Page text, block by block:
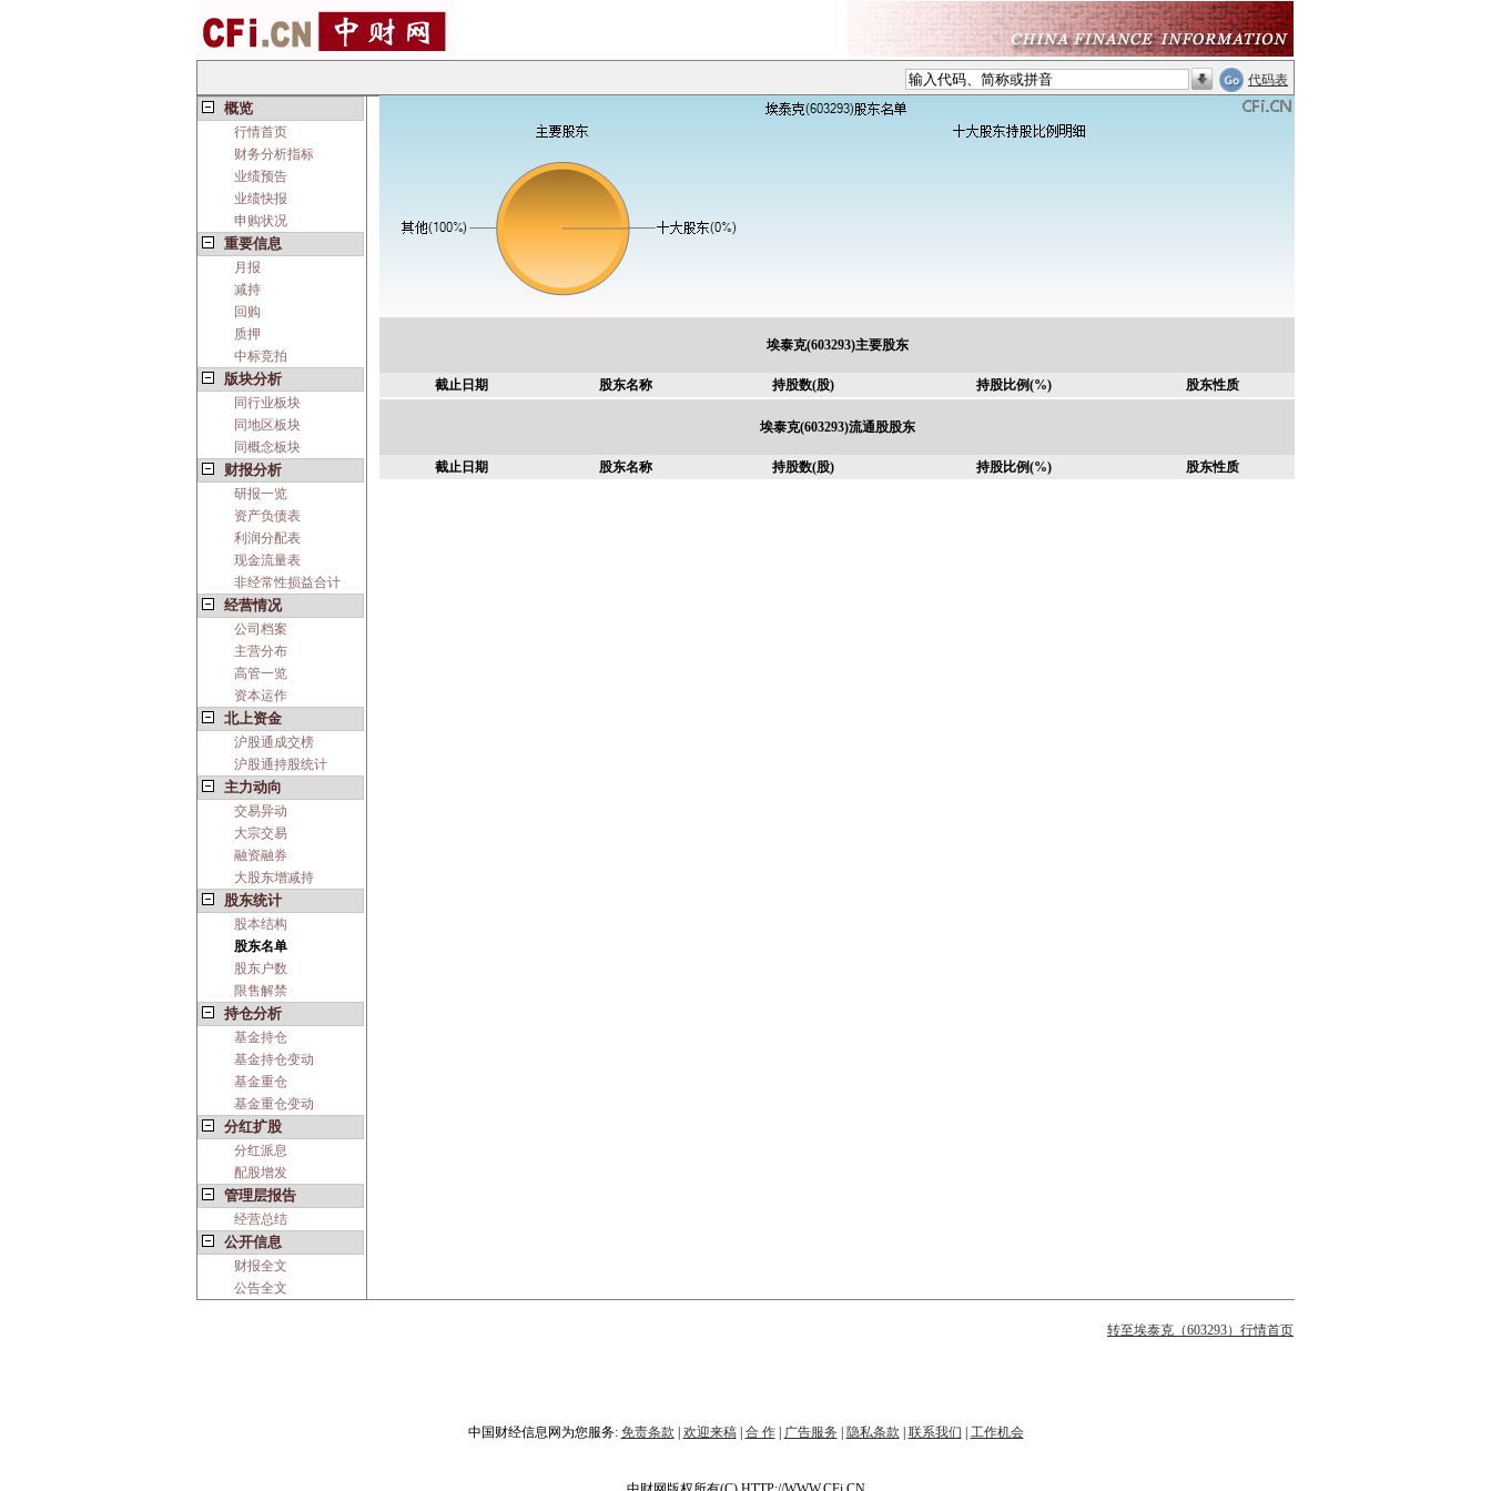
代码表
概览
行情首页
财务分析指标
业绩预告
业绩快报
申购状况
重要信息
月报
减持
回购
质押
中标竞拍
版块分析
同行业板块
同地区板块
同概念板块
财报分析
研报一览
资产负债表
利润分配表
现金流量表
非经常性损益合计
经营情况
公司档案
主营分布
高管一览
资本运作
北上资金
沪股通成交榜
沪股通持股统计
主力动向
交易异动
大宗交易
融资融券
大股东增减持
股东统计
股本结构
股东名单
股东户数
限售解禁
持仓分析
基金持仓
基金持仓变动
基金重仓
基金重仓变动
分红扩股
分红派息
配股增发
管理层报告
经营总结
公开信息
财报全文
公告全文
埃泰克(603293)主要股东
截止日期 股东名称 持股数(股) 持股比例(%) 股东性质
埃泰克(603293)流通股股东
截止日期 股东名称 持股数(股) 持股比例(%) 股东性质
转至埃泰克（603293）行情首页
中国财经信息网为您服务: 免责条款 欢迎来稿| 合 作| 广告服务 隐私条款 联系我们 工作机会